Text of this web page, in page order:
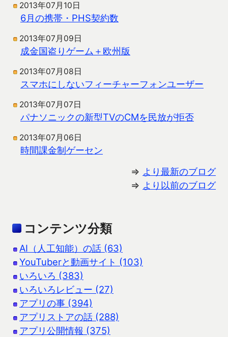
2013年07月10日
6月の携帯・PHS契約数
2013年07月09日
成金国盗りゲーム＋欧州版
2013年07月08日
スマホにしないフィーチャーフォンユーザー
2013年07月07日
パナソニックの新型TVのCMを民放が拒否
2013年07月06日
時間課金制ゲーセン
⇒ より最新のブログ
⇒ より以前のブログ
コンテンツ分類
AI（人工知能）の話 (63)
YouTuberと動画サイト (103)
いろいろ (383)
いろいろレビュー (27)
アプリの事 (394)
アプリストアの話 (288)
アプリ公開情報 (375)